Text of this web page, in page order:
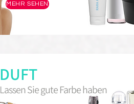
MEHR SEHEN
DUFT
Lassen Sie gute Farbe haben